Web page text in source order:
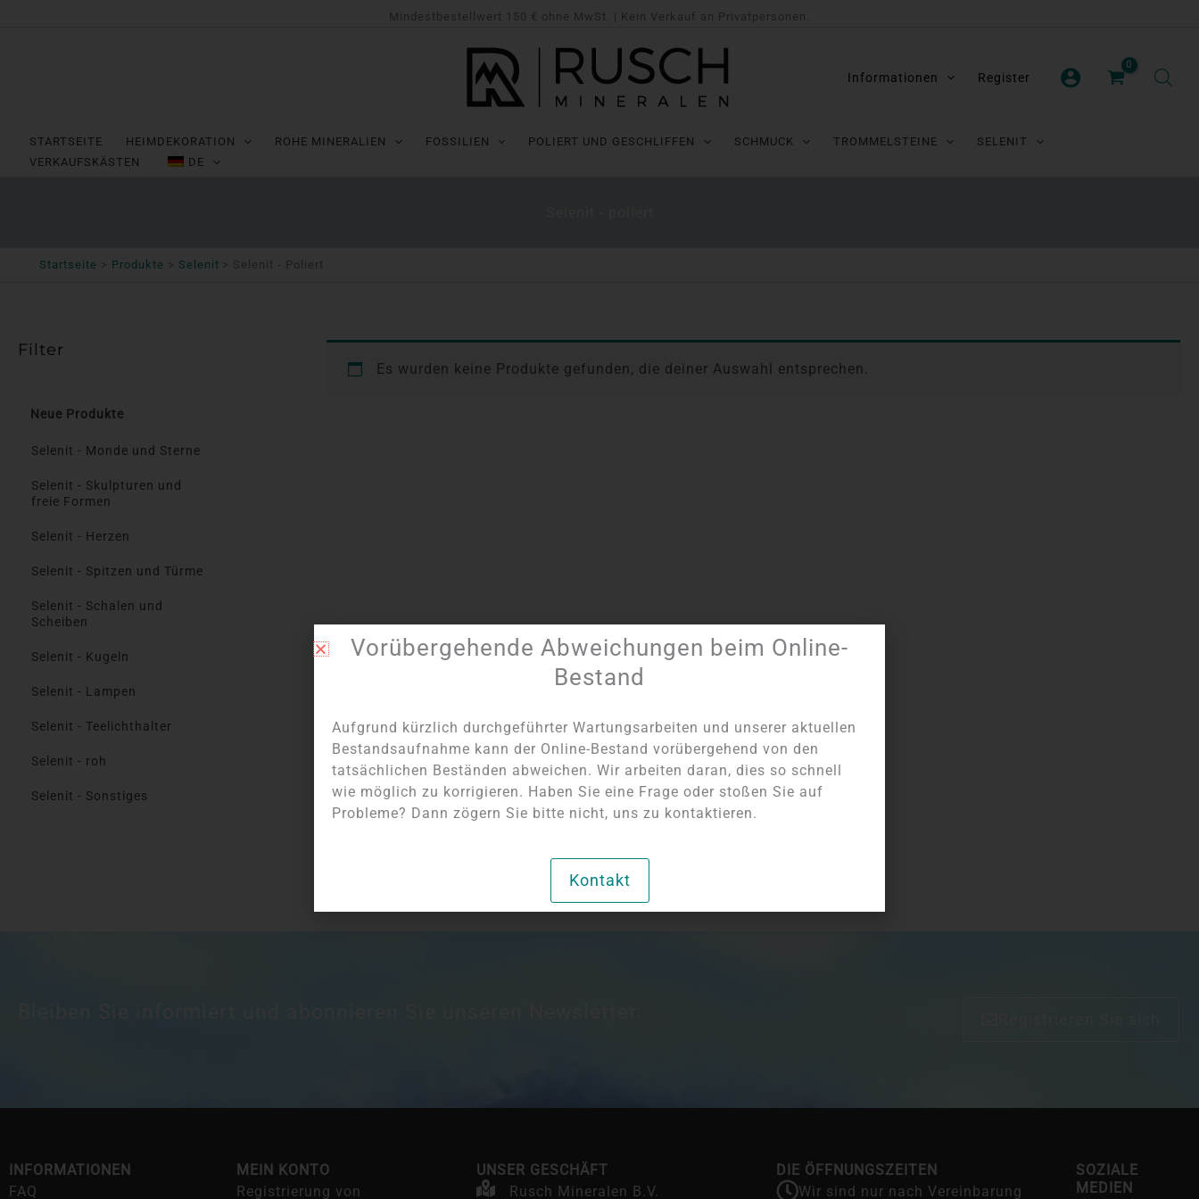
Mindestbestellwert 150 € ohne MwSt. | Kein Verkauf an Privatpersonen.
Informationen Register
STARTSEITE HEIMDEKORATION ROHE MINERALIEN FOSSILIEN POLIERT UND GESCHLIFFEN SCHMUCK TROMMELSTEINE
SELENIT
VERKAUFSKÄSTEN
DE
Startseite Produkte Selenit Selenit - Poliert
Filter
Neue Produkte
Selenit - Monde und Sterne
Selenit - Skulpturen und
freie Formen
Selenit - Herzen
Selenit - Spitzen und Türme
Selenit - Schalen und
Scheiben
Selenit - Kugeln
Selenit - Lampen
Selenit - Teelichthalter
Selenit - roh
Selenit - Sonstiges
Es wurden keine Produkte gefunden, die deiner Auswahl entsprechen.
INFORMATIONEN
FAQ
MEIN KONTO
Registrierung von
UNSER GESCHÄFT
Rusch Mineralen B.V.
DIE ÖFFNUNGSZEITEN
Wir sind nur nach Vereinbarung
SOZIALE
MEDIEN
Vorübergehende Abweichungen beim Online-
Bestand
Aufgrund kürzlich durchgeführter Wartungsarbeiten und unserer aktuellen
Bestandsaufnahme kann der Online-Bestand vorübergehend von den
tatsächlichen Beständen abweichen. Wir arbeiten daran, dies so schnell
wie möglich zu korrigieren. Haben Sie eine Frage oder stoßen Sie auf
Probleme? Dann zögern Sie bitte nicht, uns zu kontaktieren.
Kontakt